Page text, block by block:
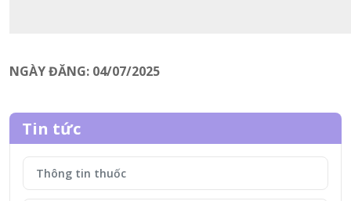
NGÀY ĐĂNG: 04/07/2025
Tin tức
Thông tin thuốc